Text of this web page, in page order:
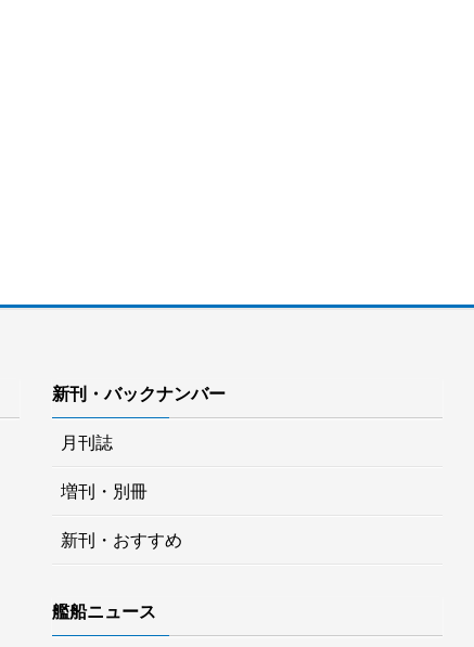
新刊・バックナンバー
月刊誌
増刊・別冊
新刊・おすすめ
艦船ニュース